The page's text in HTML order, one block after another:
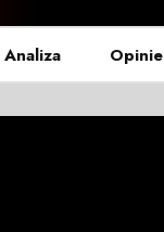
Analiza Opinie